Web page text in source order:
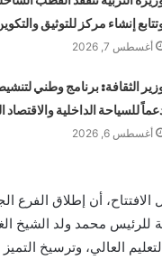
إنشاء مركز للتوثيق
أغسطس 7, 2026
الثقافة: برنامج وطني
للسياحة الداخلية والاقتصاد
أغسطس 6, 2026
الافتتاح، أن إطلاق الفرع
للرئيس محمد ولد الشيخ
العالي، وترسيخ التميز